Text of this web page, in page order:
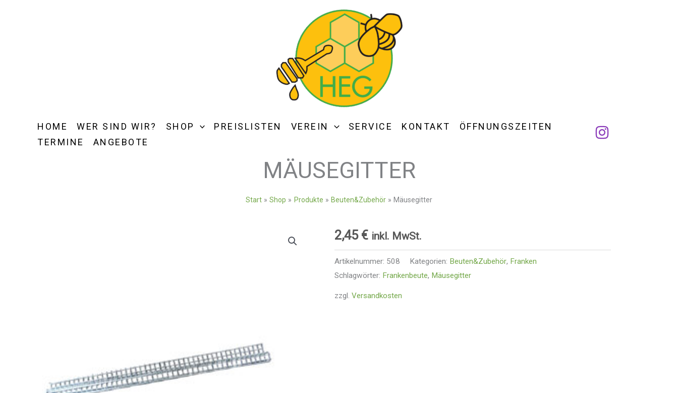
HOME WER SIND WIR? SHOP PREISLISTEN VEREIN SERVICE KONTAKT
ÖFFNUNGSZEITEN
TERMINE
ANGEBOTE
MÄUSEGITTER
Start Shop Produkte Beuten&Zubehör Mäusegitter
2,45 € inkl. MwSt.
Artikelnummer: 508 Kategorien: Beuten&Zubehör, Franken
Schlagwörter: Frankenbeute, Mäusegitter
zzgl. Versandkosten